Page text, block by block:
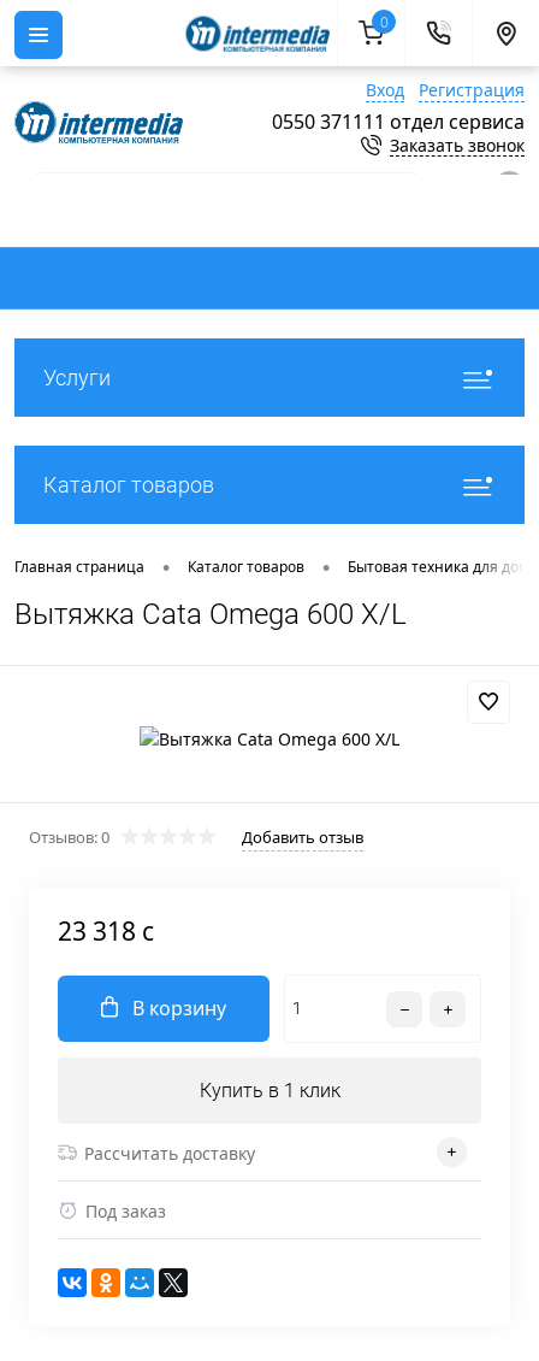
Вход Регистрация
0550 371111 отдел сервиса
Заказать звонок
Услуги
Каталог товаров
Главная страница • Каталог товаров • Бытовая техника для
Вытяжка Cata Omega 600 X/L
Отзывов: 0 Добавить отзыв
23 318 c
В корзину
Купить в 1 клик
Рассчитать доставку
Под заказ
0